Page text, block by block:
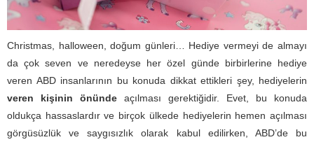
Christmas, halloween, doğum günleri… Hediye vermeyi de almayı
da çok seven ve neredeyse her özel günde birbirlerine hediye
veren ABD insanlarının bu konuda dikkat ettikleri şey, hediyelerin
veren kişinin önünde açılması gerektiğidir. Evet, bu konuda
oldukça hassaslardır ve birçok ülkede hediyelerin hemen açılması
görgüsüzlük ve saygısızlık olarak kabul edilirken, ABD’de bu